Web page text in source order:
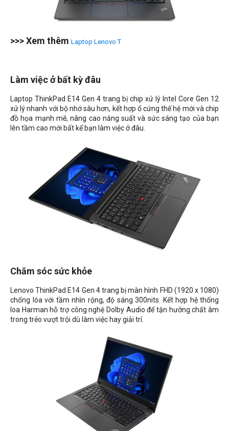
>>> Xem thêm Laptop Lenovo T
Làm việc ở bất kỳ đâu
Laptop ThinkPad E14 Gen 4 trang bị chip xử lý Intel Core Gen 12
xử lý nhanh với bộ nhớ sâu hơn, kết hợp ổ cứng thế hệ mới và chip
đồ họa mạnh mẽ, nâng cao năng suất và sức sáng tạo của bạn
lên tầm cao mới bất kể bạn làm việc ở đâu.
Chăm sóc sức khỏe
Lenovo ThinkPad E14 Gen 4 trang bị màn hình FHD (1920 x 1080)
chống lóa với tầm nhìn rộng, độ sáng 300nits. Kết hợp hệ thống
loa Harman hỗ trợ công nghệ Dolby Audio để tận hưởng chất âm
trong trẻo vượt trội dù làm việc hay giải trí.